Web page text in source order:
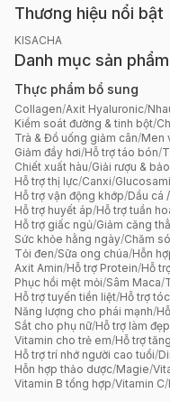
Thương hiệu nổi bật
KISACHA
Danh mục sản phẩm
Thực phẩm bổ sung
Collagen/Axit Hyaluronic/
Kiểm soát đường & tinh bột/
Trà & Đồ uống giảm cân/Men
Giảm đầy hơi/Hỗ trợ táo bón/
Chiết xuất hàu/Giải rượu &
Hỗ trợ thị lực/Canxi/
Hỗ trợ vận động khớp/Dầu cá
Hỗ trợ huyết áp/Hỗ trợ tuần
Hỗ trợ giấc ngủ/Giảm căng
Sức khỏe hằng ngày/Chăm
Tỏi đen/Sữa ong chúa/Hỗn
Axit Amin/Hỗ trợ Protein/Hỗ
Phục hồi mệt mỏi/Sâm Maca/
Hỗ trợ tuyến tiền liệt/Hỗ trợ
Năng lượng cho phái mạnh/
Sắt cho phụ nữ/Hỗ trợ làm
Vitamin cho trẻ em/Hỗ trợ
Hỗ trợ trí nhớ người cao tuổi/
Hỗn hợp thảo dược/Magie/
Vitamin B tổng hợp/Vitamin C/